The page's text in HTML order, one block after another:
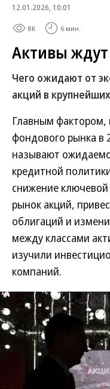
12.01.2026, 10:01
8K 6 мин.
Активы ждут
Чего ожидают от
акций в
Главным
фондового рынка в
называют
кредитной
снижение
рынок акций,
облигаций и
между классами
изучили
компаний.